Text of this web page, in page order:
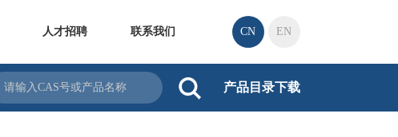
人才招聘 联系我们 CN EN
产品目录下载